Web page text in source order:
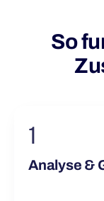
So
1
Analyse &